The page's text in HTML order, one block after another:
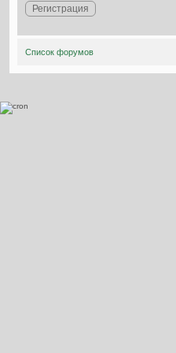
Регистрация
Список форумов